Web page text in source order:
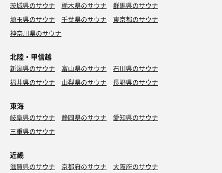
茨城県のサウナ 栃木県のサウナ
群馬県のサウナ
埼玉県のサウナ
千葉県のサウナ
東京都のサウナ
神奈川県のサウナ
北陸・甲信越
新潟県のサウナ 富山県のサウナ
石川県のサウナ
福井県のサウナ
山梨県のサウナ 長野県のサウナ
東海
岐阜県のサウナ 静岡県のサウナ
愛知県のサウナ
三重県のサウナ
近畿
滋賀県のサウナ 京都府のサウナ
大阪府のサウナ